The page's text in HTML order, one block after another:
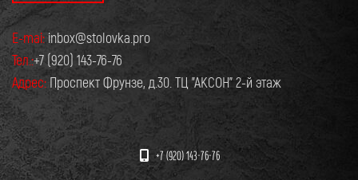
E-mai: inbox@stolovka.pro
Тел.:+7 (920) 143-76-76
Адрес: Проспект Фрунзе, д.30. ТЦ "АКСОН" 2-й этаж
+7 (920) 143-76-76